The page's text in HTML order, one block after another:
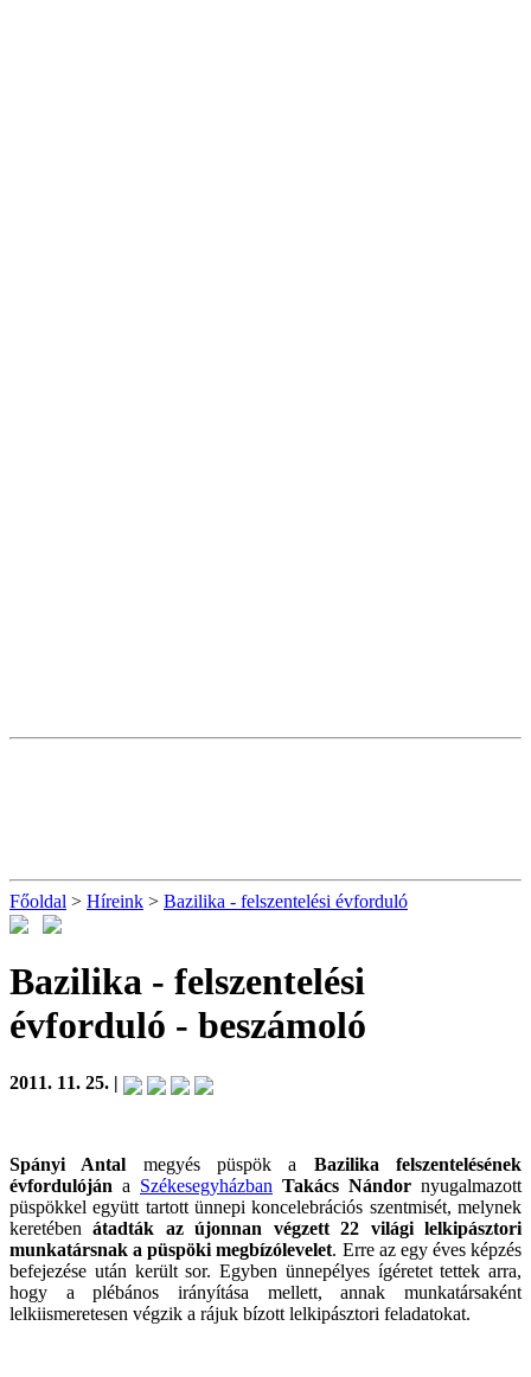
Főoldal > Híreink > Bazilika - felszentelési évforduló
Bazilika - felszentelési
évforduló - beszámoló
2011. 11. 25. |
Spányi Antal megyés püspök a Bazilika felszentelésének
évfordulóján a Székesegyházban Takács Nándor nyugalmazott
püspökkel együtt tartott ünnepi koncelebrációs szentmisét, melynek
keretébenátadták az újonnan végzett 22 világi lelkipásztori
munkatársnak a püspöki megbízólevelet. Erre az egy éves képzés
befejezése után került sor. Egyben ünnepélyes ígéretet tettek arra,
hogy a plébános irányítása mellett, annak munkatársaként
lelkiismeretesen végzik a rájuk bízott lelkipásztori feladatokat.